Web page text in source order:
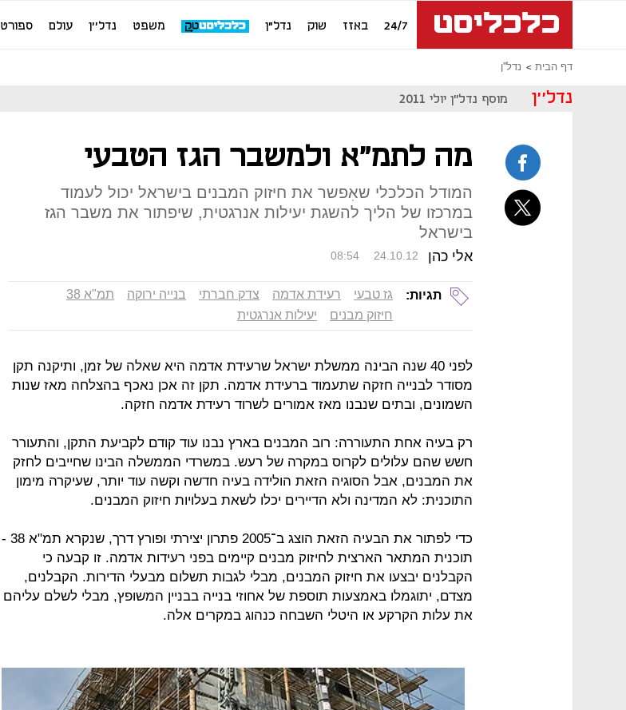
24/7 באזז שוק נדל"ן משפט נדל''ן עולם ספורט
דף הבית נדל''ן
נדל''ן מוסף נדל"ן יולי 2011
מה לתמ"א ולמשבר הגז הטבעי
המודל הכלכלי שאִפשר את חיזוק המבנים בישראל יכול לעמוד
במרכזו של הליך להשגת יעילות אנרגטית, שיפתור את משבר הגז
בישראל
אלי כהן 08:54 24.10.12
תגיות: גז טבעי רעידת אדמה צדק חברתי בנייה ירוקה
תמ"א 38
חיזוק מבנים
יעילות אנרגטית
לפני 40 שנה הבינה ממשלת ישראל שרעידת אדמה היא שאלה של זמן, ותיקנה תקן
מסודר לבנייה חזקה שתעמוד ברעידת אדמה. תקן זה אכן נאכף בהצלחה מאז שנות
השמונים, ובתים שנבנו מאז אמורים לשרוד רעידת אדמה חזקה.
רק בעיה אחת התעוררה: רוב המבנים בארץ נבנו עוד קודם לקביעת התקן, והתעורר
חשש שהם עלולים לקרוס במקרה של רעש. במשרדי הממשלה הבינו שחייבים לחזק
את המבנים, אבל הסוגיה הזאת הולידה בעיה חדשה וקשה עוד יותר, שעיקרה מימון
התוכנית: לא המדינה ולא הדיירים יכלו לשאת בעלויות חיזוק המבנים.
כדי לפתור את הבעיה הזאת הוצג ב־2005 פתרון יצירתי ופורץ דרך, שנקרא תמ"א 38 -
תוכנית המתאר הארצית לחיזוק מבנים קיימים בפני רעידות אדמה. זו קבעה כי
הקבלנים יבצעו את חיזוק המבנים, מבלי לגבות תשלום מבעלי הדירות. הקבלנים,
מצדם, יתוגמלו באמצעות תוספת של אחוזי בנייה בבניין המשופץ, מבלי לשלם עליהם
את עלות הקרקע או היטלי השבחה כנהוג במקרים אלה.